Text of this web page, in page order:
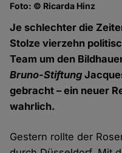
Foto: © Ricarda Hinz
Je schlechter die
Stolze vierzehn
Team um den
Bruno-Stiftung
gebracht – ein neuer
wahrlich.
Gestern rollte der